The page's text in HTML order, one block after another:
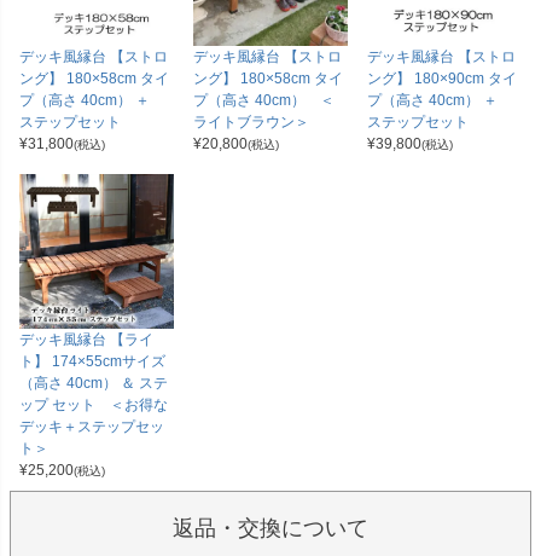
デッキ風縁台 【ストロ
ング】 180×58cm タイ
プ（高さ 40cm） ＋
ステップセット
¥31,800(税込)
デッキ風縁台 【ストロ
ング】 180×58cm タイ
プ（高さ 40cm） ＜
ライトブラウン＞
¥20,800(税込)
デッキ風縁台 【ストロ
ング】 180×90cm タイ
プ（高さ 40cm） ＋
ステップセット
¥39,800(税込)
デッキ風縁台 【ライ
ト】 174×55cmサイズ
（高さ 40cm） ＆ ステ
ップ セット ＜お得な
デッキ＋ステップセッ
ト＞
¥25,200(税込)
返品・交換について